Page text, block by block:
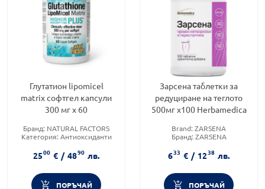
Глутатион lipomicel
matrix софтгел капсули
300 мг х 60
Бранд: NATURAL FACTORS
Категория: Антиоксиданти
2500 € / 4890 лв.
ПОРЪЧАЙ
Зарсена таблетки за
редуциране на теглото
500мг х100 Herbamedica
Brand: ZARSENA
Бранд: ZARSENA
633 € / 1238 лв.
ПОРЪЧАЙ